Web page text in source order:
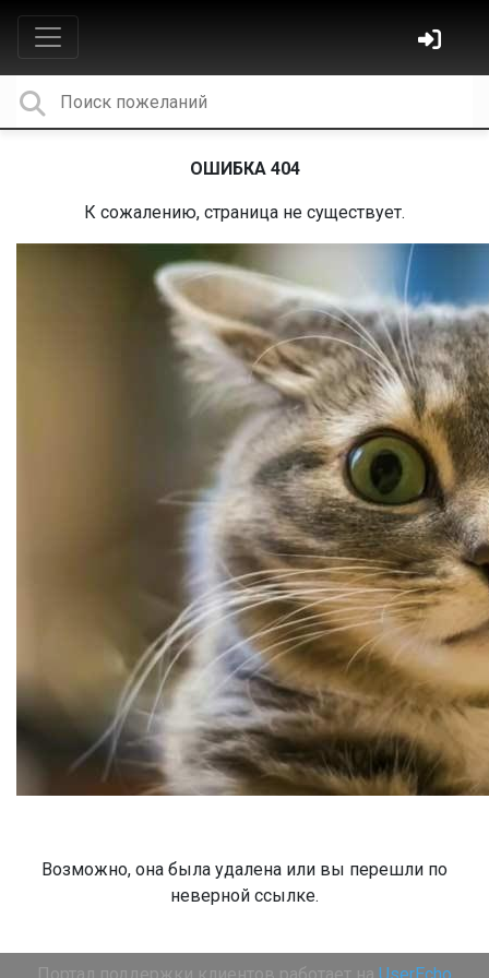
ОШИБКА 404
К сожалению, страница не существует.
Возможно, она была удалена или вы перешли по
неверной ссылке.